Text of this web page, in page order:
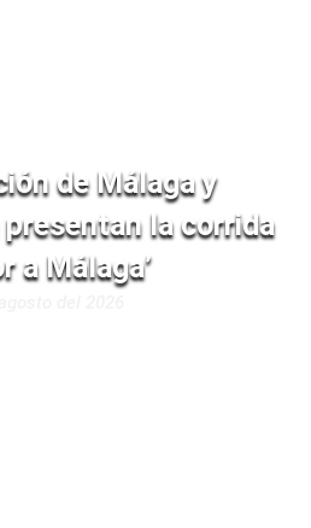
de Málaga y
la corrida
a Málaga’